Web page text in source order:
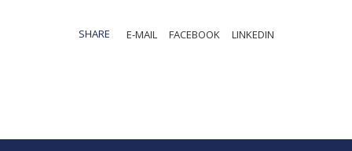
SHARE E-MAIL FACEBOOK LINKEDIN